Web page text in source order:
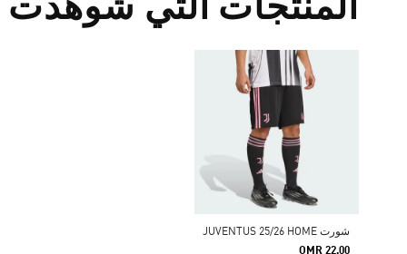
المنتجات التي شوهدت
شورت JUVENTUS 25/26 HOME
OMR 22.00